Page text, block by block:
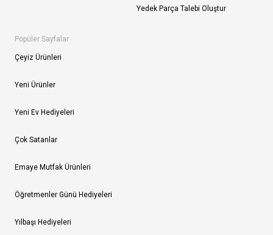
Yedek Parça Talebi Oluştur
Popüler Sayfalar
Çeyiz Ürünleri
Yeni Ürünler
Yeni Ev Hediyeleri
Çok Satanlar
Emaye Mutfak Ürünleri
Öğretmenler Günü Hediyeleri
Yılbaşı Hediyeleri